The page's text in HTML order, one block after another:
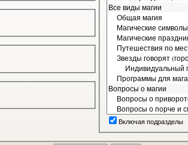
Включая подразделы